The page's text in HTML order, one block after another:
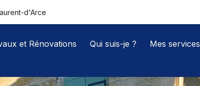
d'Arce
et Rénovations Qui suis-je ? Mes services